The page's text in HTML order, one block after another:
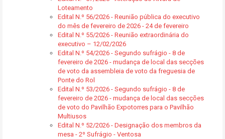
Loteamento
Edital N.º 56/2026 - Reunião pública do executivo
do mês de fevereiro de 2026 - 24 de fevereiro
Edital N.º 55/2026 - Reunião extraordinária do
executivo – 12/02/2026
Edital N.º 54/2026 - Segundo sufrágio - 8 de
fevereiro de 2026 - mudança de local das secções
de voto da assembleia de voto da freguesia de
Ponte do Rol
Edital N.º 53/2026 - Segundo sufrágio - 8 de
fevereiro de 2026 - mudança de local das secções
de voto do Pavilhão Expotorres para o Pavilhão
Multiusos
Edital N.º 52/2026 - Designação dos membros da
mesa - 2º Sufrágio - Ventosa